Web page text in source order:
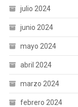
julio 2024
junio 2024
mayo 2024
abril 2024
marzo 2024
febrero 2024